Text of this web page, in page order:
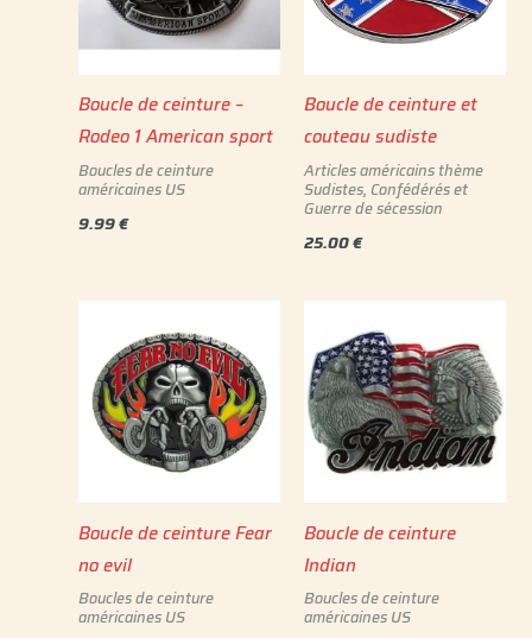
Boucle de ceinture –
Rodeo 1 American sport
Boucles de ceinture
américaines US
9.99€
Boucle de ceinture et
couteau sudiste
Articles américains thème
Sudistes, Confédérés et
Guerre de sécession
25.00€
Boucle de ceinture Fear
no evil
Boucles de ceinture
américaines US
Boucle de ceinture
Indian
Boucles de ceinture
américaines US